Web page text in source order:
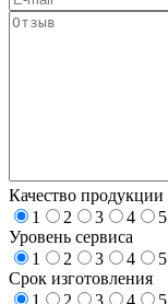
Качество продукции
1
2 3 4
5
Уровень сервиса
1
2 3 4
5
Срок изготовления
1
2 3 4
5